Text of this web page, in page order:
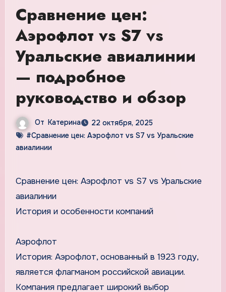
Сравнение цен:
Аэрофлот vs S7 vs
Уральские авиалинии
— подробное
руководство и обзор
От Катерина
22 октября, 2025
#Сравнение цен: Аэрофлот vs S7 vs Уральские
авиалинии
Сравнение цен: Аэрофлот vs S7 vs Уральские
авиалинии
История и особенности компаний
Аэрофлот
История: Аэрофлот, основанный в 1923 году,
является флагманом российской авиации.
Компания предлагает широкий выбор